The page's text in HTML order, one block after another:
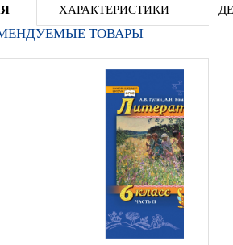
ХАРАКТЕРИСТИКИ
ТОВАРЫ